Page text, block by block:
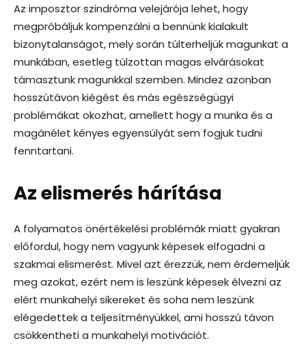
Az imposztor szindróma velejárója lehet, hogy
megpróbáljuk kompenzálni a bennünk kialakult
bizonytalanságot, mely során túlterheljük magunkat a
munkában, esetleg túlzottan magas elvárásokat
támasztunk magunkkal szemben. Mindez azonban
hosszútávon kiégést és más egészségügyi
problémákat okozhat, amellett hogy a munka és a
magánélet kényes egyensúlyát sem fogjuk tudni
fenntartani.
Az elismerés hárítása
A folyamatos önértékelési problémák miatt gyakran
előfordul, hogy nem vagyunk képesek elfogadni a
szakmai elismerést. Mivel azt érezzük, nem érdemeljük
meg azokat, ezért nem is leszünk képesek élvezni az
elért munkahelyi sikereket és soha nem leszünk
elégedettek a teljesítményükkel, ami hosszú távon
csökkentheti a munkahelyi motivációt.